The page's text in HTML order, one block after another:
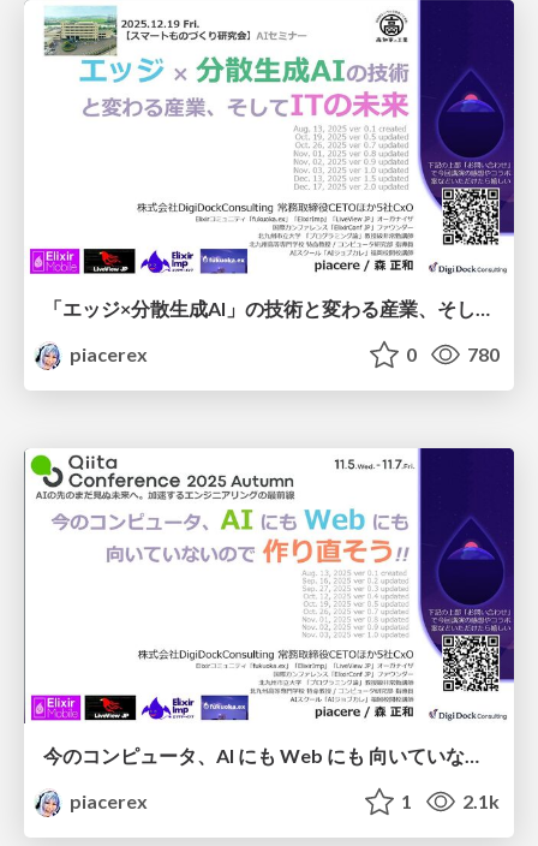
piacerex
0 780
今のコンピュータ、AI にも Web にも 向いていないので 作り直そう!!
piacerex
1 2.1k